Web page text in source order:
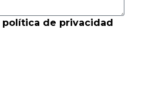
política de privacidad